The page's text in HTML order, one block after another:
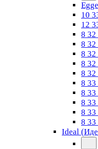
10
12
8 32
8 32
8 32
8 32
8 32
8 33
8 33
8 33
8 33
8 33
Ideal